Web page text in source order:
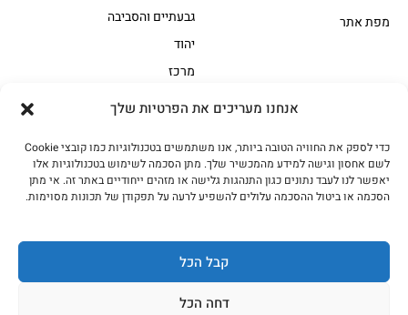
אנחנו מעריכים את הפרטיות שלך
כדי לספק את החוויה הטובה ביותר, אנו משתמשים בטכנולוגיות כמו קובצי Cookie
לשם אחסון וגישה למידע מהמכשיר שלך. מתן הסכמה לשימוש בטכנולוגיות אלו
יאפשר לנו לעבד נתונים כגון התנהגות גלישה או מזהים ייחודיים באתר זה. אי מתן
הסכמה או ביטול ההסכמה עלולים להשפיע לרעה על תפקודן של תכונות מסוימות.
קבל הכל
דחה הכל
אווז
בשר בקר משובח
בשר בקר עגלה משובח
בשר למעשנת
הודו
חלקים אחוריים
מיוחדי מסורת1
נתחי פנים
עוף
גבעתיים והסביבה
יהוד
מרכז
מפת אתר